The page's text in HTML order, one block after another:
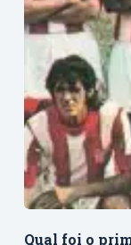
Qual foi o